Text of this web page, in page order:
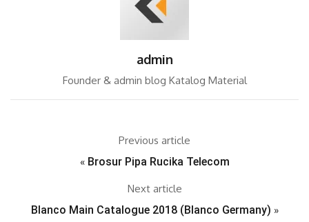
admin
Founder & admin blog Katalog Material
Previous article
« Brosur Pipa Rucika Telecom
Next article
Blanco Main Catalogue 2018 (Blanco Germany) »